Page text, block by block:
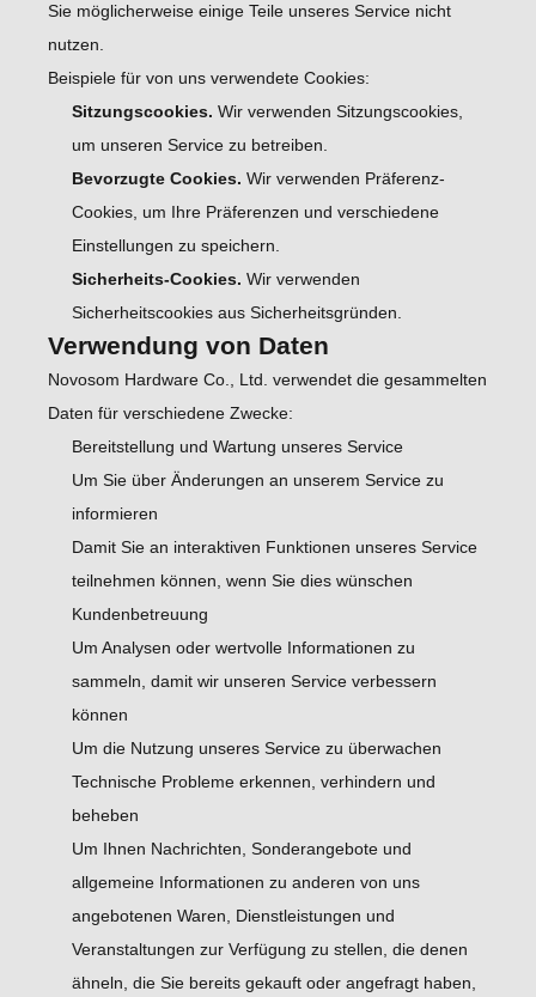
Sie möglicherweise einige Teile unseres Service nicht
nutzen.
Beispiele für von uns verwendete Cookies:
Sitzungscookies. Wir verwenden Sitzungscookies,
um unseren Service zu betreiben.
Bevorzugte Cookies. Wir verwenden Präferenz-
Cookies, um Ihre Präferenzen und verschiedene
Einstellungen zu speichern.
Sicherheits-Cookies. Wir verwenden
Sicherheitscookies aus Sicherheitsgründen.
Verwendung von Daten
Novosom Hardware Co., Ltd. verwendet die gesammelten
Daten für verschiedene Zwecke:
Bereitstellung und Wartung unseres Service
Um Sie über Änderungen an unserem Service zu
informieren
Damit Sie an interaktiven Funktionen unseres Service
teilnehmen können, wenn Sie dies wünschen
Kundenbetreuung
Um Analysen oder wertvolle Informationen zu
sammeln, damit wir unseren Service verbessern
können
Um die Nutzung unseres Service zu überwachen
Technische Probleme erkennen, verhindern und
beheben
Um Ihnen Nachrichten, Sonderangebote und
allgemeine Informationen zu anderen von uns
angebotenen Waren, Dienstleistungen und
Veranstaltungen zur Verfügung zu stellen, die denen
ähneln, die Sie bereits gekauft oder angefragt haben,